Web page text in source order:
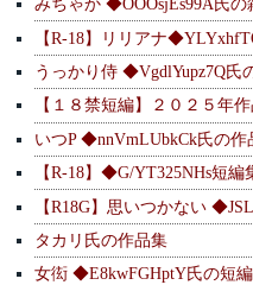
みちゃか ◆OOOsjEs99A氏の
【R-18】リリアナ
うっかり侍 ◆VgdlYupz7Q氏
【１８禁短編】２０２５年
いつP ◆nnVmLUbkCk氏の作
【R-18】◆G/YT325NHs短編
【R18G】思いつかない
タカリ氏の作品集
女衒 ◆E8kwFGHptY氏の短編